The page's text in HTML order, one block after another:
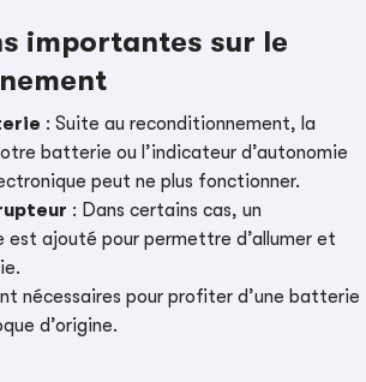
importantes sur le
: Suite au reconditionnement, la
batterie ou l’indicateur d’autonomie
peut ne plus fonctionner.
: Dans certains cas, un
est ajouté pour permettre d’allumer et
nécessaires pour profiter d’une batterie
d’origine.